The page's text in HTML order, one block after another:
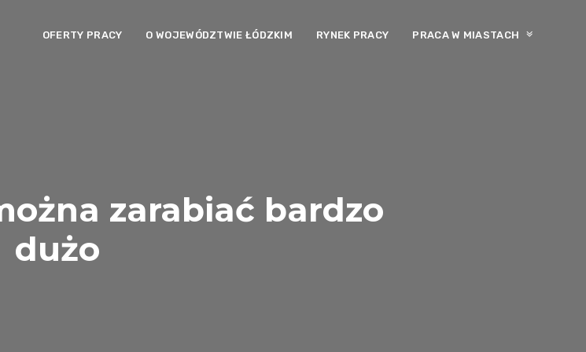
OFERTY PRACY O WOJEWÓDZTWIE ŁÓDZKIM RYNEK PRACY PRACA W MIASTACH
zarabiać bardzo
dużo